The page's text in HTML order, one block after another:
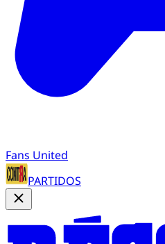
Fans United
PARTIDOS